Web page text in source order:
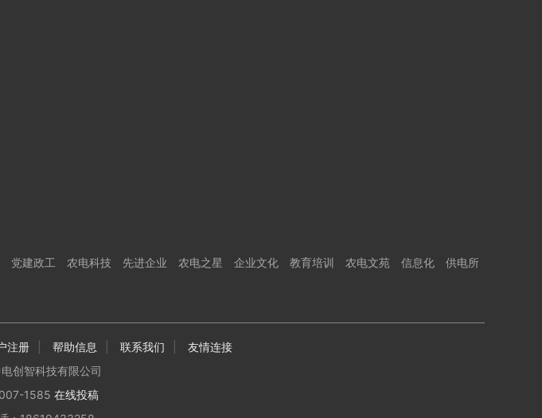
党建政工 农电科技 先进企业 农电之星 企业文化 教育培训 农电文苑 信息化
供电所
注册 帮助信息 联系我们
友情连接
创智科技有限公司
1585 在线投稿